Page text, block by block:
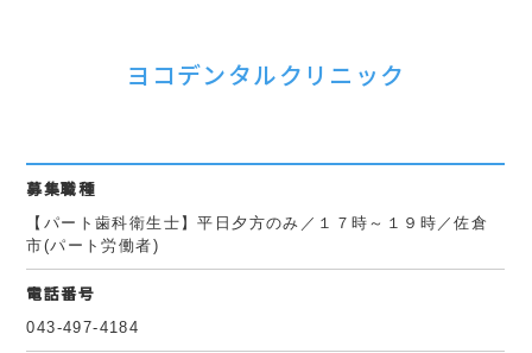
ヨコデンタルクリニック
募集職種
【パート歯科衛生士】平日夕方のみ／１７時～１９時／佐倉
市(パート労働者)
電話番号
043-497-4184